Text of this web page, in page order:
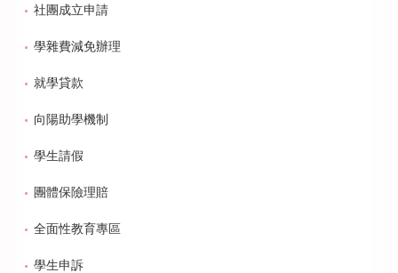
社團成立申請
學雜費減免辦理
就學貸款
向陽助學機制
學生請假
團體保險理賠
全面性教育專區
學生申訴